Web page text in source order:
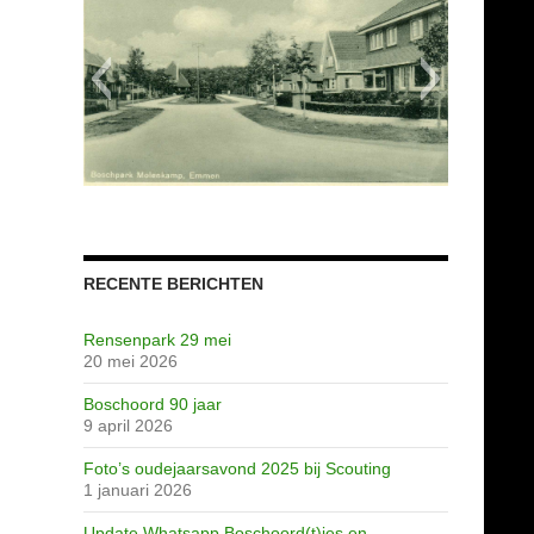
Dennenlaan
Grimme-station
Huishoudschool
Image41
Image45
Jeugdherberg
proef
scannen0691
scannen0692
scannen0693
scannen0694
scannen0695
scannen0696
scannen0697
scannen0699
scannen0700
scannen0701
scannen0702
scannen0703
scannen0704
scannen0705
scannen0706
scannen0707
scannen0708
scannen0709
scannen0710
scannen0711
scannen20710
RECENTE BERICHTEN
Rensenpark 29 mei
20 mei 2026
Boschoord 90 jaar
9 april 2026
Foto’s oudejaarsavond 2025 bij Scouting
1 januari 2026